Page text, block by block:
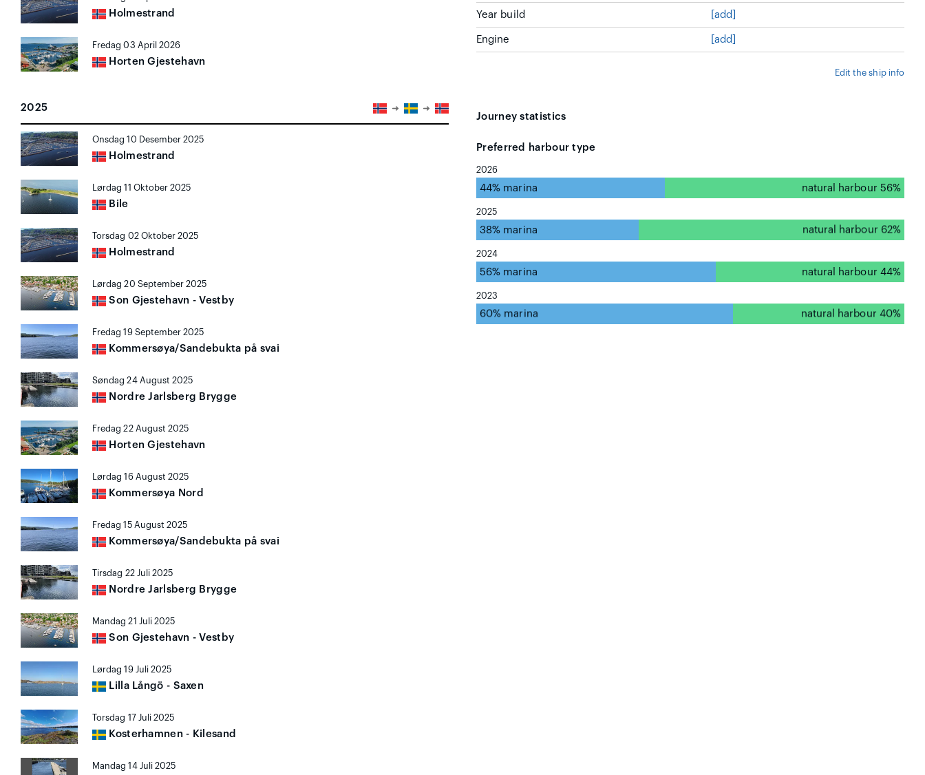
Holmestrand
Fredag 03 April 2026
Horten Gjestehavn
2025
Onsdag 10 Desember 2025
Holmestrand
Lørdag 11 Oktober 2025
Bile
Torsdag 02 Oktober 2025
Holmestrand
Lørdag 20 September 2025
Son Gjestehavn - Vestby
Fredag 19 September 2025
Kommersøya/Sandebukta på svai
Søndag 24 August 2025
Nordre Jarlsberg Brygge
Fredag 22 August 2025
Horten Gjestehavn
Lørdag 16 August 2025
Kommersøya Nord
Fredag 15 August 2025
Kommersøya/Sandebukta på svai
Tirsdag 22 Juli 2025
Nordre Jarlsberg Brygge
Mandag 21 Juli 2025
Son Gjestehavn - Vestby
Lørdag 19 Juli 2025
Lilla Långö - Saxen
Torsdag 17 Juli 2025
Kosterhamnen - Kilesand
Mandag 14 Juli 2025
Year build [add]
Engine [add]
Edit the ship info
Journey statistics
Preferred harbour type
2026
44% marina natural harbour 56%
2025
38% marina natural harbour 62%
2024
56% marina natural harbour 44%
2023
60% marina natural harbour 40%